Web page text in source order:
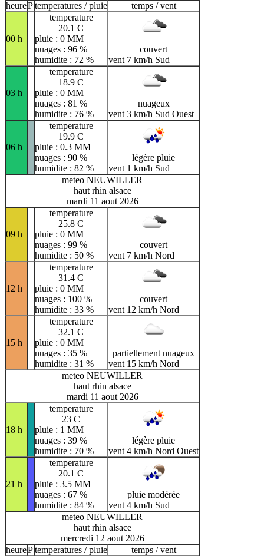
heurePtemperatures / pluie temps / vent
00 h
temperature
20.1 C
pluie : 0 MM
nuages : 96 %
humidite : 72 %
couvert
vent 7 km/h Sud
03 h
temperature
18.9 C
pluie : 0 MM
nuages : 81 %
humidite : 76 %
nuageux
vent 3 km/h Sud Ouest
06 h
temperature
19.9 C
pluie : 0.3 MM
nuages : 90 %
humidite : 82 %
légère pluie
vent 1 km/h Sud
meteo NEUWILLER
haut rhin alsace
mardi 11 aout 2026
09 h
temperature
25.8 C
pluie : 0 MM
nuages : 99 %
humidite : 50 %
couvert
vent 7 km/h Nord
12 h
temperature
31.4 C
pluie : 0 MM
nuages : 100 %
humidite : 33 %
couvert
vent 12 km/h Nord
15 h
temperature
32.1 C
pluie : 0 MM
nuages : 35 %
humidite : 31 %
partiellement nuageux
vent 15 km/h Nord
meteo NEUWILLER
haut rhin alsace
mardi 11 aout 2026
18 h
temperature
23 C
pluie : 1 MM
nuages : 39 %
humidite : 70 %
légère pluie
vent 4 km/h Nord Ouest
21 h
temperature
20.1 C
pluie : 3.5 MM
nuages : 67 %
humidite : 84 %
pluie modérée
vent 4 km/h Sud
meteo NEUWILLER
haut rhin alsace
mercredi 12 aout 2026
heurePtemperatures / pluie temps / vent